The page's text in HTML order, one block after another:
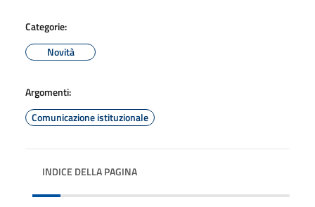
Categorie:
Novità
Argomenti:
Comunicazione istituzionale
INDICE DELLA PAGINA